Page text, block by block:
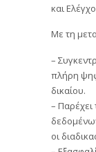
και
Με τη
–
πλήρη
δικαίου.
– Παρέχει
οι